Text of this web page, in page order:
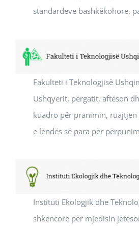
standardeve bashkëkohore,
Fakulteti i Teknologjisë
Ushqyerit, përgatit, aftëson
kuadro për pranimin, ruajtjen
e lëndës së para për
Instituti Ekologjik dhe
shkencore për mjedisin